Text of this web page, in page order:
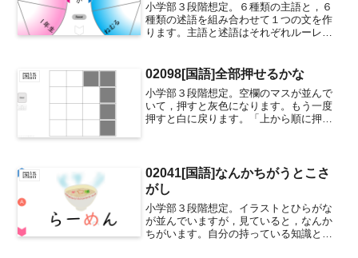
小学部３段階想定。６種類の主語と，６
種類の述語を組み合わせて１つの文を作
ります。主語と述語はそれぞれルーレッ
タンを押すとルーレットが止まります。
６×６＝36通りの文を楽...
国語 02098[国語]全部押せるかな
小学部３段階想定。空欄のマスが並んで
いて，押すと灰色になります。もう一度
押すと白に戻ります。「上から順に押し
る機会を作りたくて作成し...
国語
02041[国語]なんかちがうとこさ
がし
小学部３段階想定。イラストとひらがな
が並んでいますが，見ていると，なんか
ちがいます。自分の持っている知識と照